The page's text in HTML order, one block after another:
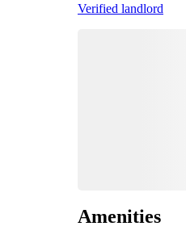
Verified landlord
Amenities